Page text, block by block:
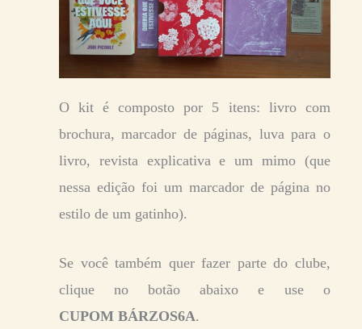
O kit é composto por 5 itens: livro com
brochura, marcador de páginas, luva para o
livro, revista explicativa e um mimo (que
nessa edição foi um marcador de página no
estilo de um gatinho).
Se você também quer fazer parte do clube,
clique no botão abaixo e use o
CUPOM BÁRZOS6A.